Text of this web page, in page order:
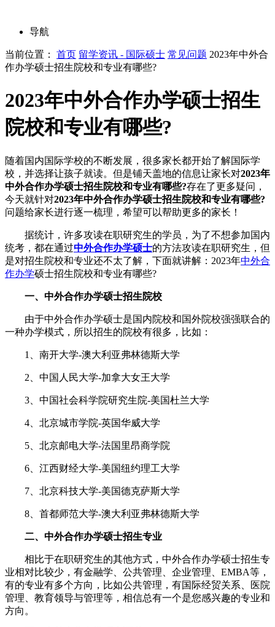
导航
当前位置： 首页 留学资讯 - 国际硕士 常见问题 2023年中外合
作办学硕士招生院校和专业有哪些?
2023年中外合作办学硕士招生
院校和专业有哪些?
随着国内国际学校的不断发展，很多家长都开始了解国际学
校，并选择让孩子就读。但是铺天盖地的信息让家长对2023年
中外合作办学硕士招生院校和专业有哪些?存在了更多疑问，
今天就针对2023年中外合作办学硕士招生院校和专业有哪些?
问题给家长进行逐一梳理，希望可以帮助更多的家长！
据统计，许多攻读在职研究生的学员，为了不想参加国内
统考，都在通过中外合作办学硕士的方法攻读在职研究生，但
是对招生院校和专业还不太了解，下面就讲解：2023年中外合
作办学硕士招生院校和专业有哪些?
一、中外合作办学硕士招生院校
由于中外合作办学硕士是国内院校和国外院校强强联合的
一种办学模式，所以招生的院校有很多，比如：
1、南开大学-澳大利亚弗林德斯大学
2、中国人民大学-加拿大女王大学
3、中国社会科学院研究生院-美国杜兰大学
4、北京城市学院-英国华威大学
5、北京邮电大学-法国里昂商学院
6、江西财经大学-美国纽约理工大学
7、北京科技大学-美国德克萨斯大学
8、首都师范大学-澳大利亚弗林德斯大学
二、中外合作办学硕士招生专业
相比于在职研究生的其他方式，中外合作办学硕士招生专
业相对比较少，有金融学、公共管理、企业管理、EMBA等，
有的专业有多个方向，比如公共管理，有国际经贸关系、医院
管理、教育领导与管理等，相信总有一个是您感兴趣的专业和
方向。